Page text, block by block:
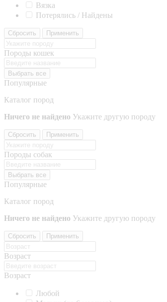
Вязка
Потерялись / Найдены
Сбросить Применить
Породы кошек
Выбрать все
Популярные
Каталог пород
Ничего не найдено Укажите другую породу
Сбросить Применить
Породы собак
Выбрать все
Популярные
Каталог пород
Ничего не найдено Укажите другую породу
Сбросить Применить
Возраст
Возраст
Любой